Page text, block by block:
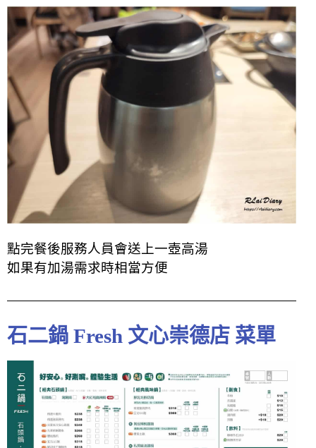
點完餐後服務人員會送上一壺高湯
如果有加湯需求時相當方便
石二鍋 Fresh 文心崇德店 菜單